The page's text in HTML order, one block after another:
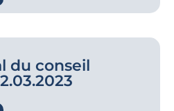
du conseil